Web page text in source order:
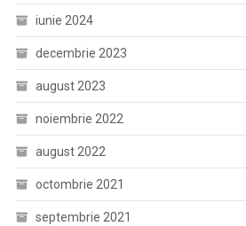
iunie 2024
decembrie 2023
august 2023
noiembrie 2022
august 2022
octombrie 2021
septembrie 2021